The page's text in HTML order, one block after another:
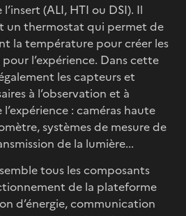
(ALI, HTI ou DSI). Il
un thermostat qui permet de
la température pour créer les
l’expérience. Dans cette
les capteurs et
à l’observation et à
: caméras haute
systèmes de mesure de
de la lumière...
tous les composants
de la plateforme
d’énergie, communication